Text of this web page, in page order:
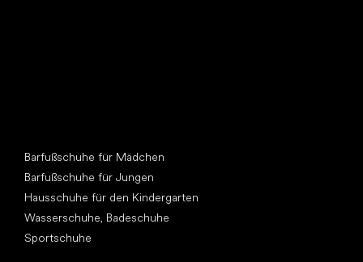
Barfußschuhe für Mädchen
Barfußschuhe für Jungen
Hausschuhe für den Kindergarten
Wasserschuhe, Badeschuhe
Sportschuhe